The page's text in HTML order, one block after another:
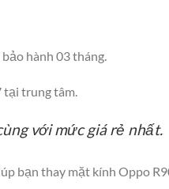
hành 03 tháng.
tại trung tâm.
với mức giá rẻ nhất.
bạn thay mặt kính Oppo